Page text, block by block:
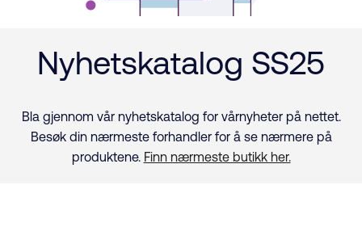
Nyhetskatalog SS25
Bla gjennom vår nyhetskatalog for vårnyheter på nettet.
Besøk din nærmeste forhandler for å se nærmere på
produktene. Finn nærmeste butikk her.